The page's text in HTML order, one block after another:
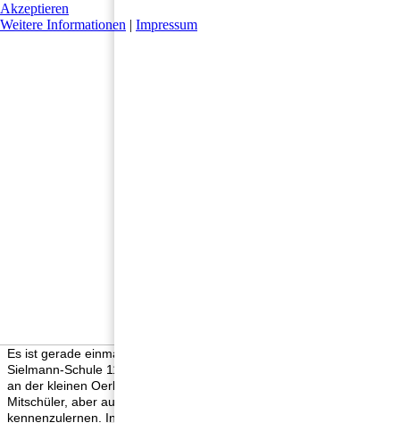
Es ist gerade einmal sieben Wochen her, da wurden an der Heinz-
Sielmann-Schule 112 Fünftklässler eingeschult. Zeit genug, um sich
an der kleinen Oerlinghauser Gesamtschule zu orientieren, die
Mitschüler, aber auch die Lehrkräfte schon ein wenig
kennenzulernen. In der letzten Woche vor den Herbstferien sollte
Akzeptieren
Weitere Informationen | Impressum